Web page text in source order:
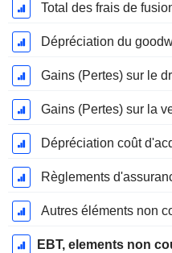
Dépréciation du
Gains (Pertes) sur le
Gains (Pertes) sur la
Dépréciation coût
Règlements
Autres éléments non
EBT, elements non